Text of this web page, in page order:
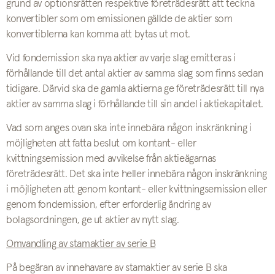
grund av optionsrätten respektive företrädesrätt att teckna
konvertibler som om emissionen gällde de aktier som
konvertiblerna kan komma att bytas ut mot.
Vid fondemission ska nya aktier av varje slag emitteras i
förhållande till det antal aktier av samma slag som finns sedan
tidigare. Därvid ska de gamla aktierna ge företrädesrätt till nya
aktier av samma slag i förhållande till sin andel i aktiekapitalet.
Vad som anges ovan ska inte innebära någon inskränkning i
möjligheten att fatta beslut om kontant- eller
kvittningsemission med avvikelse från aktieägarnas
företrädesrätt. Det ska inte heller innebära någon inskränkning
i möjligheten att genom kontant- eller kvittningsemission eller
genom fondemission, efter erforderlig ändring av
bolagsordningen, ge ut aktier av nytt slag.
Omvandling av stamaktier av serie B
På begäran av innehavare av stamaktier av serie B ska